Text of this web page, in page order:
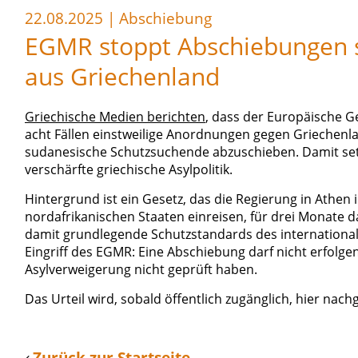
22.08.2025 | Abschiebung
EGMR stoppt
aus Griechenland
Griechische Medien berichten, dass der Europäische
acht Fällen einstweilige Anordnungen gegen
sudanesische Schutzsuchende abzuschieben. Damit
verschärfte griechische Asylpolitik.
Hintergrund ist ein Gesetz, das die Regierung in
nordafrikanischen Staaten einreisen, für drei Monate
damit grundlegende Schutzstandards des
Eingriff des EGMR: Eine Abschiebung darf nicht
Asylverweigerung nicht geprüft haben.
Das Urteil wird, sobald öffentlich zugänglich, hier